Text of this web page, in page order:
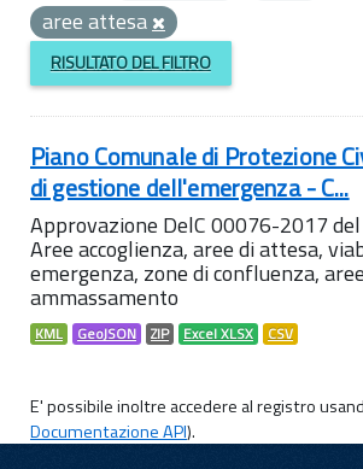
aree attesa
RISULTATO DEL FILTRO
Piano Comunale di Protezione
di gestione dell'emergenza - C...
Approvazione DelC 00076-2017
Aree accoglienza, aree di attesa,
emergenza, zone di confluenza, aree
ammassamento
KML GeoJSON ZIP Excel XLSX CSV
E' possibile inoltre accedere al registro
Documentazione API).